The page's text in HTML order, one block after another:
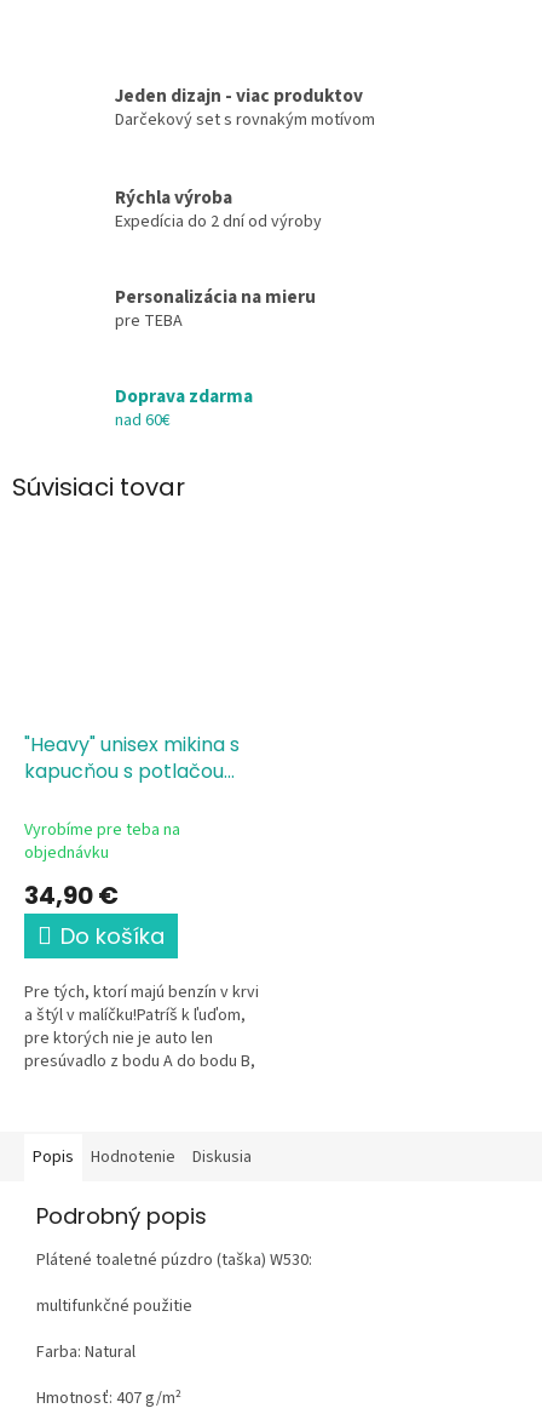
Jeden dizajn - viac produktov
Darčekový set s rovnakým motívom
Rýchla výroba
Expedícia do 2 dní od výroby
Personalizácia na mieru
pre TEBA
Doprava zdarma
nad 60€
Súvisiaci tovar
"Heavy" unisex mikina s
kapucňou s potlačou
Vyrobíme pre teba na
objednávku
34,90 €
Do košíka
Pre tých, ktorí majú benzín v krvi
a štýl v malíčku!Patríš k ľuďom,
pre ktorých nie je auto len
presúvadlo z bodu A do bodu B,
Popis Hodnotenie Diskusia
Podrobný popis
Plátené toaletné púzdro (taška) W530:
multifunkčné použitie
Farba: Natural
Hmotnosť: 407 g/m²